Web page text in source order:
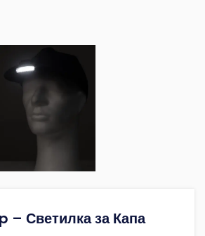
– Светилка за Капа